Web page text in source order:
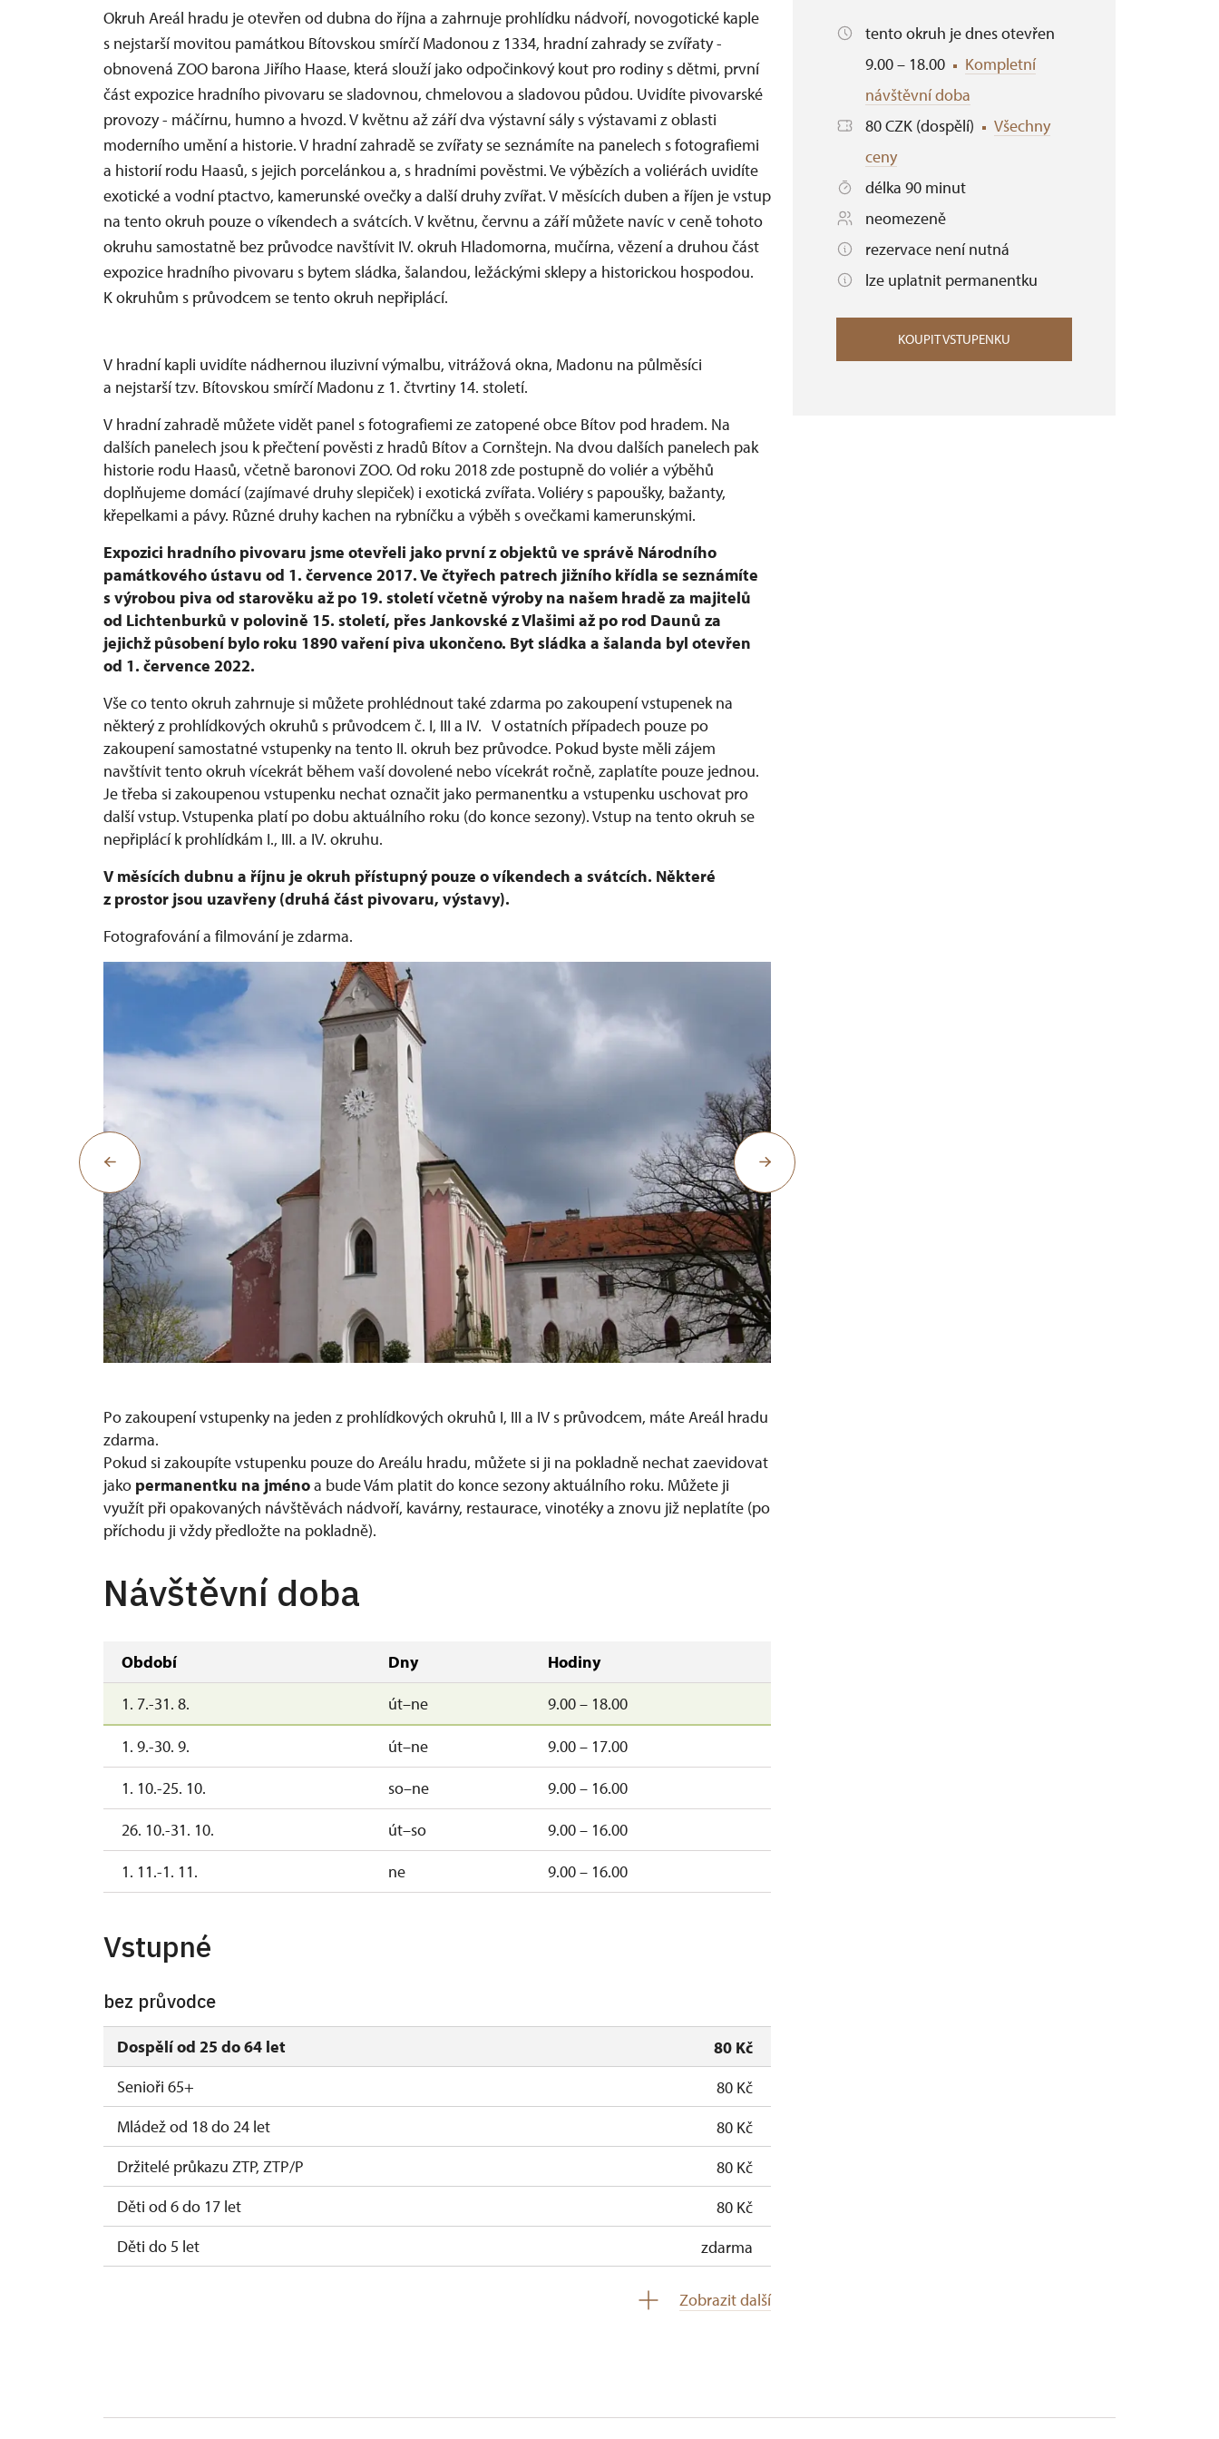
Okruh Areál hradu je otevřen od dubna do října a zahrnuje prohlídku nádvoří, novogotické kaple
s nejstarší movitou památkou Bítovskou smírčí Madonou z 1334, hradní zahrady se zvířaty -
obnovená ZOO barona Jiřího Haase, která slouží jako odpočinkový kout pro rodiny s dětmi, první
část expozice hradního pivovaru se sladovnou, chmelovou a sladovou půdou. Uvidíte pivovarské
provozy - máčírnu, humno a hvozd. V květnu až září dva výstavní sály s výstavami z oblasti
moderního umění a historie. V hradní zahradě se zvířaty se seznámíte na panelech s fotografiemi
a historií rodu Haasů, s jejich porcelánkou a, s hradními pověstmi. Ve výbězích a voliérách uvidíte
exotické a vodní ptactvo, kamerunské ovečky a další druhy zvířat. V měsících duben a říjen je vstup
na tento okruh pouze o víkendech a svátcích. V květnu, červnu a září můžete navíc v ceně tohoto
okruhu samostatně bez průvodce navštívit IV. okruh Hladomorna, mučírna, vězení a druhou část
expozice hradního pivovaru s bytem sládka, šalandou, ležáckými sklepy a historickou hospodou.
K okruhům s průvodcem se tento okruh nepřiplácí.
V hradní kapli uvidíte nádhernou iluzivní výmalbu, vitrážová okna, Madonu na půlměsíci
a nejstarší tzv. Bítovskou smírčí Madonu z 1. čtvrtiny 14. století.
V hradní zahradě můžete vidět panel s fotografiemi ze zatopené obce Bítov pod hradem. Na
dalších panelech jsou k přečtení pověsti z hradů Bítov a Cornštejn. Na dvou dalších panelech pak
historie rodu Haasů, včetně baronovi ZOO. Od roku 2018 zde postupně do voliér a výběhů
doplňujeme domácí (zajímavé druhy slepiček) i exotická zvířata. Voliéry s papoušky, bažanty,
křepelkami a pávy. Různé druhy kachen na rybníčku a výběh s ovečkami kamerunskými.
Expozici hradního pivovaru jsme otevřeli jako první z objektů ve správě Národního
památkového ústavu od 1. července 2017. Ve čtyřech patrech jižního křídla se seznámíte
s výrobou piva od starověku až po 19. století včetně výroby na našem hradě za majitelů
od Lichtenburků v polovině 15. století, přes Jankovské z Vlašimi až po rod Daunů za
jejichž působení bylo roku 1890 vaření piva ukončeno. Byt sládka a šalanda byl otevřen
od 1. července 2022.
Vše co tento okruh zahrnuje si můžete prohlédnout také zdarma po zakoupení vstupenek na
některý z prohlídkových okruhů s průvodcem č. I, III a IV. V ostatních případech pouze po
zakoupení samostatné vstupenky na tento II. okruh bez průvodce. Pokud byste měli zájem
navštívit tento okruh vícekrát během vaší dovolené nebo vícekrát ročně, zaplatíte pouze jednou.
Je třeba si zakoupenou vstupenku nechat označit jako permanentku a vstupenku uschovat pro
další vstup. Vstupenka platí po dobu aktuálního roku (do konce sezony). Vstup na tento okruh se
nepřiplácí k prohlídkám I., III. a IV. okruhu.
V měsících dubnu a říjnu je okruh přístupný pouze o víkendech a svátcích. Některé
z prostor jsou uzavřeny (druhá část pivovaru, výstavy).
Fotografování a filmování je zdarma.
Po zakoupení vstupenky na jeden z prohlídkových okruhů I, III a IV s průvodcem, máte Areál hradu
zdarma.
Pokud si zakoupíte vstupenku pouze do Areálu hradu, můžete si ji na pokladně nechat zaevidovat
jako permanentku na jménoa bude Vám platit do konce sezony aktuálního roku. Můžete ji
využít při opakovaných návštěvách nádvoří, kavárny, restaurace, vinotéky a znovu již neplatíte (po
příchodu ji vždy předložte na pokladně).
Návštěvní doba
Období Dny
Hodiny
1. 7.-31. 8.
út–ne 9.00 – 18.00
1. 9.-30. 9. út–ne
9.00 – 17.00
1. 10.-25. 10.
so–ne
9.00 – 16.00
26. 10.-31. 10.
út–so
9.00 – 16.00
1. 11.-1. 11.
ne 9.00 – 16.00
Vstupné
bez průvodce
Dospělí od 25 do 64 let
80 Kč
Senioři 65+
80 Kč
Mládež od 18 do 24 let
80 Kč
Držitelé průkazu ZTP, ZTP/P
80 Kč
Děti od 6 do 17 let
80 Kč
Děti do 5 let
zdarma
Zobrazit další
tento okruh je dnes otevřen
9.00 – 18.00
Kompletní
návštěvní doba
80 CZK (dospělí)
Všechny
ceny
délka 90 minut
neomezeně
rezervace není nutná
lze uplatnit permanentku
KOUPIT VSTUPENKU